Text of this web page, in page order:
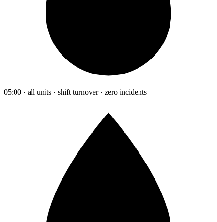
05:00 · all units · shift turnover · zero incidents